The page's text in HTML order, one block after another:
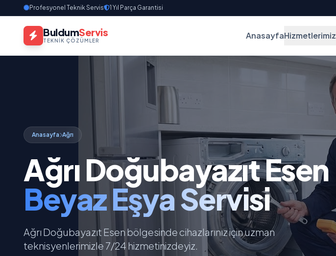
Profesyonel Teknik Servis 1 Yıl Parça Garantisi
BuldumServis
TEKNIK ÇÖZÜMLER AnasayfaHizmetlerimiz
Anasayfa Ağrı
Ağrı Doğubayazıt Esen
Beyaz Eşya Servisi
Ağrı Doğubayazıt Esen bölgesinde cihazlarınız için uzman
teknisyenlerimizle 7/24 hizmetinizdeyiz.